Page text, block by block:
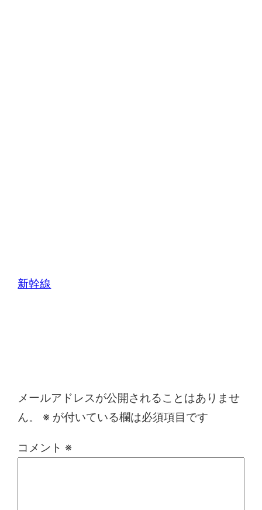
新幹線
メールアドレスが公開されることはありませ
ん。
※ が付いている欄は必須項目です
コメント ※